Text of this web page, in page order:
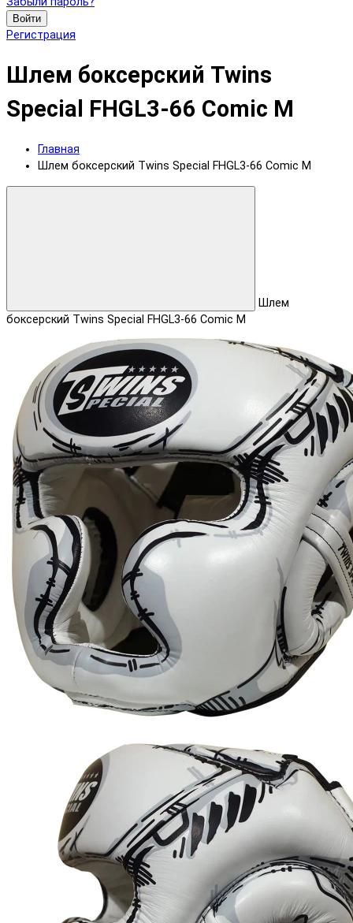
Войти
Регистрация
Шлем боксерский Twins
Special FHGL3-66 Comic M
Главная
Шлем боксерский Twins Special FHGL3-66 Comic M
Шлем
боксерский Twins Special FHGL3-66 Comic M